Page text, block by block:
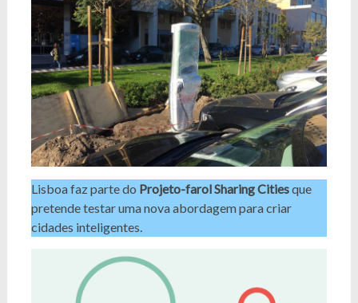
Lisboa faz parte do Projeto-farol Sharing Citiesque
pretende testar uma nova abordagem para criar
cidades inteligentes.